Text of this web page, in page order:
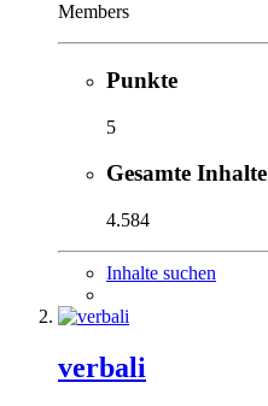
Members
Punkte
5
Gesamte Inhalte
4.584
Inhalte suchen
verbali